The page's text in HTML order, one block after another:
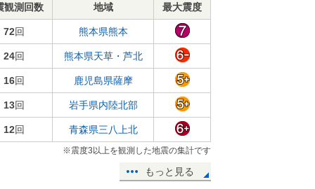
観測回数
地域
最大震度
72回 熊本県熊本
24回 熊本県天草・芦北
16回 鹿児島県薩摩
13回 岩手県内陸北部
12回 青森県三八上北
※震度3以上を観測した地震の集計です
もっと見る